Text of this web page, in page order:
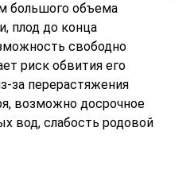
большого объема
плод до конца
свободно
риск обвития его
за перерастяжения
возможно досрочное
вод, слабость родовой